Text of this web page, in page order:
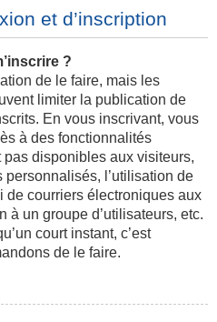
et d’inscription
?
de le faire, mais les
limiter la publication de
En vous inscrivant, vous
à des fonctionnalités
disponibles aux visiteurs,
personnalisés, l’utilisation de
de courriers électroniques aux
à un groupe d’utilisateurs, etc.
court instant, c’est
de le faire.